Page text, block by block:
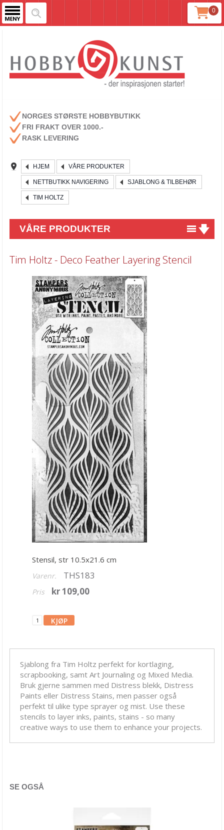
0
NORGES STØRSTE HOBBYBUTIKK
FRI FRAKT OVER 1000.-
RASK LEVERING
HJEM VÅRE PRODUKTER
NETTBUTIKK NAVIGERING SJABLONG & TILBEHØR
TIM HOLTZ
VÅRE PRODUKTER
Kurs & aktiviteter
Gavekort
Kort & Scrapbooking
Scrapbooking & lommescrapping
Planners & kalender
Art Journaling & Mixed Media
Vokssegl & tilbehør
Lim & Verktøy
Barnehobby
Bånd, Blonder & Tekstil
Garn & Tilbehør
Gips, støp, form
Hobby - generelt
Julens produkter
Maling & Tusj
Sjablong & Tilbehør
Crafter's Workshop
Dina Wakley
Diverse stensiler
Dylusions
MFT stensiler
Tim Holtz - Deco Feather Layering Stencil
Stensil, str 10.5x21.6 cm
Varenr. THS183
Pris kr 109,00
Sjablong fra Tim Holtz perfekt for kortlaging,
scrapbooking, samt Art Journaling og Mixed Media.
Bruk gjerne sammen med Distress blekk, Distress
Paints eller Distress Stains, men passer også
perfekt til ulike type sprayer og mist. Use these
stencils to layer inks, paints, stains - so many
creative ways to use them to enhance your projects.
SE OGSÅ